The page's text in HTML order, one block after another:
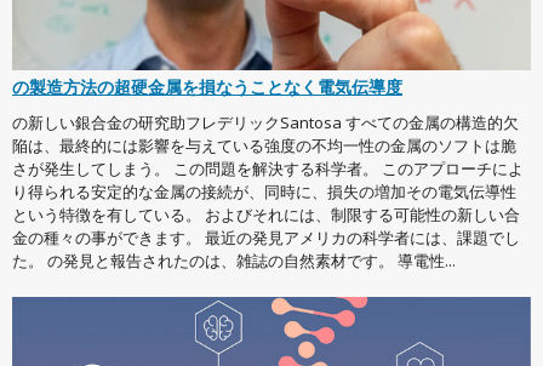
の製造方法の超硬金属を損なうことなく電気伝導度
の新しい銀合金の研究助フレデリックSantosa すべての金属の構造的欠
陥は、最終的には影響を与えている強度の不均一性の金属のソフトは脆
さが発生してしまう。 この問題を解決する科学者。 このアプローチによ
り得られる安定的な金属の接続が、同時に、損失の増加その電気伝導性
という特徴を有している。 およびそれには、制限する可能性の新しい合
金の種々の事ができます。 最近の発見アメリカの科学者には、課題でし
た。 の発見と報告されたのは、雑誌の自然素材です。 導電性...